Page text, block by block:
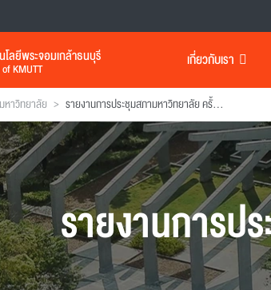
ลยีพระจอมเกล้าธนบุรี
KMUTT เกี่ยวกับเรา
หาวิทยาลัย > รายงานการประชุมสภามหาวิทยาลัย ครั้งที่ 195
รายงานการป